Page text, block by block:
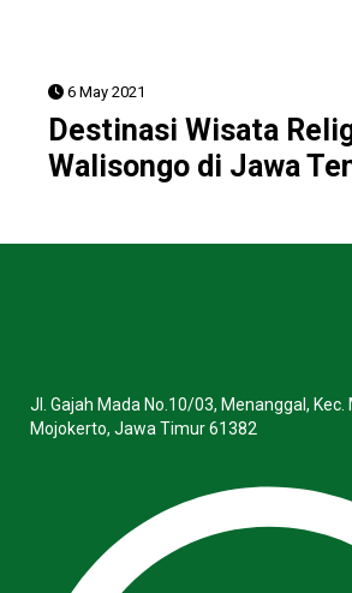
6 May 2021
Destinasi Wisata
Walisongo di Jawa
Jl. Gajah Mada No.10/03, Menanggal,
Mojokerto, Jawa Timur 61382